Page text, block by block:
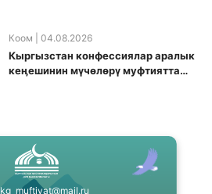
Коом | 04.08.2026
Кыргызстан конфессиялар аралык
кеӊешинин мүчөлөрү муфтиятта
kg_muftiyat@mail.ru